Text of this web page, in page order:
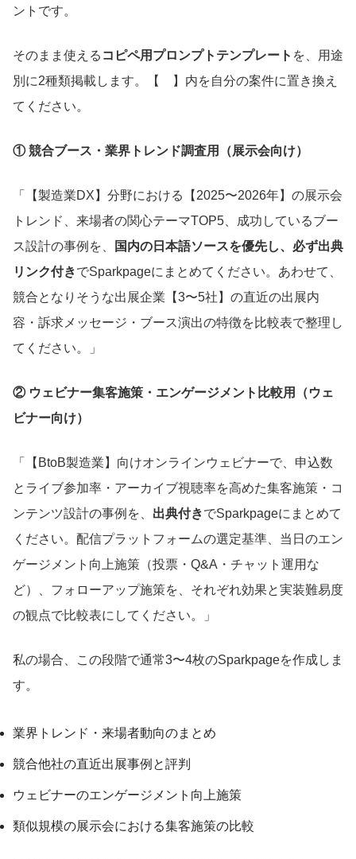
ントです。
そのまま使える コピペ用プロンプトテンプレート を、用途
別に2種類掲載します。【 】内を自分の案件に置き換え
てください。
① 競合ブース・業界トレンド調査用（展示会向け）
「【製造業DX】分野における【2025〜2026年】の展示会
トレンド、来場者の関心テーマTOP5、成功しているブー
ス設計の事例を、
国内の日本語ソースを優先し、必ず出典
リンク付きでSparkpageにまとめてください。あわせて、
競合となりそうな出展企業【3〜5社】の直近の出展内
容・訴求メッセージ・ブース演出の特徴を比較表で整理し
てください。」
② ウェビナー集客施策・エンゲージメント比較用（ウェ
ビナー向け）
「【BtoB製造業】向けオンラインウェビナーで、申込数
とライブ参加率・アーカイブ視聴率を高めた集客施策・コ
ンテンツ設計の事例を、 出典付きでSparkpageにまとめて
ください。配信プラットフォームの選定基準、当日のエン
ゲージメント向上施策（投票・Q&A・チャット運用な
ど）、フォローアップ施策を、それぞれ効果と実装難易度
の観点で比較表にしてください。」
私の場合、この段階で通常3〜4枚のSparkpageを作成しま
す。
業界トレンド・来場者動向のまとめ
競合他社の直近出展事例と評判
ウェビナーのエンゲージメント向上施策
類似規模の展示会における集客施策の比較